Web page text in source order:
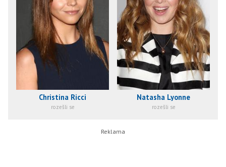
Christina Ricci
rozešli se
Natasha Lyonne
rozešli se